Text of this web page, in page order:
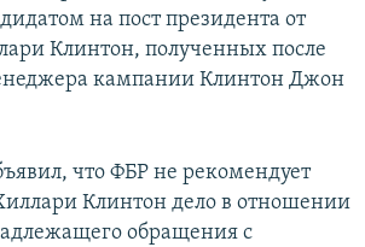
на пост президента от
Клинтон, полученных после
кампании Клинтон Джон
что ФБР не рекомендует
Клинтон дело в отношении
обращения с